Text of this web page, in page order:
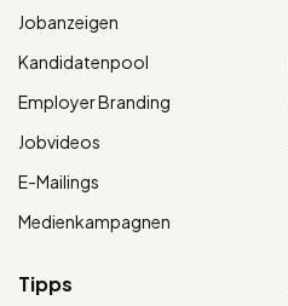
Jobanzeigen
Kandidatenpool
Employer Branding
Jobvideos
E-Mailings
Medienkampagnen
Tipps